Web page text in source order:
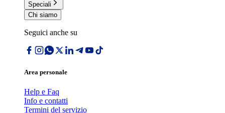
Speciali
Chi siamo
Seguici anche su
Area personale
Help e Faq
Info e contatti
Termini del servizio